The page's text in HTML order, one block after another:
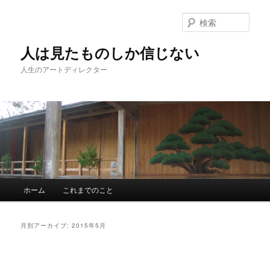
人は見たものしか信じない
人生のアートディレクター
索
メインコンテンツへ移動
サブコンテンツへ移動
ホーム これまでのこと
月別アーカイブ:2015年5月